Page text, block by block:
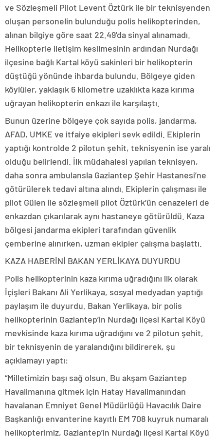
ve Sözleşmeli Pilot Levent Öztürk ile bir teknisyenden
oluşan personelin bulunduğu polis helikopterinden,
alınan bilgiye göre saat 22.49’da sinyal alınamadı.
Helikopterle iletişim kesilmesinin ardından Nurdağı
ilçesine bağlı Kartal köyü sakinleri bir helikopterin
düştüğü yönünde ihbarda bulundu. Bölgeye giden
köylüler, yaklaşık 6 kilometre uzaklıkta kaza kırıma
uğrayan helikopterin enkazı ile karşılaştı.
Bunun üzerine bölgeye çok sayıda polis, jandarma,
AFAD, UMKE ve itfaiye ekipleri sevk edildi. Ekiplerin
yaptığı kontrolde 2 pilotun şehit, teknisyenin ise yaralı
olduğu belirlendi. İlk müdahalesi yapılan teknisyen,
daha sonra ambulansla Gaziantep Şehir Hastanesi’ne
götürülerek tedavi altına alındı. Ekiplerin çalışması ile
pilot Gülen ile sözleşmeli pilot Öztürk’ün cenazeleri de
enkazdan çıkarılarak aynı hastaneye götürüldü. Kaza
bölgesi jandarma ekipleri tarafından güvenlik
çemberine alınırken, uzman ekipler çalışma başlattı.
KAZA HABERİNİ BAKAN YERLİKAYA DUYURDU
Polis helikopterinin kaza kırıma uğradığını ilk olarak
İçişleri Bakanı Ali Yerlikaya, sosyal medyadan yaptığı
paylaşım ile duyurdu. Bakan Yerlikaya, bir polis
helikopterinin Gaziantep’in Nurdağı ilçesi Kartal Köyü
mevkisinde kaza kırıma uğradığını ve 2 pilotun şehit,
bir teknisyenin de yaralandığını bildirerek, şu
açıklamayı yaptı:
“Milletimizin başı sağ olsun. Bu akşam Gaziantep
Havalimanına gitmek için Hatay Havalimanından
havalanan Emniyet Genel Müdürlüğü Havacılık Daire
Başkanlığı envanterine kayıtlı EM 708 kuyruk numaralı
helikopterimiz, Gaziantep’in Nurdağı ilçesi Kartal Köyü